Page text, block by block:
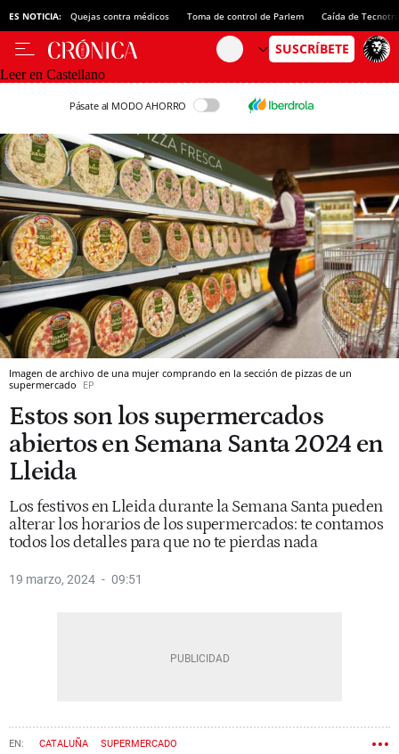
ES NOTICIA: Quejas contra médicos Toma de control de Parlem Caída de
Leer en Castellano
Pásate al MODO AHORRO
Imagen de archivo de una mujer comprando en la sección de pizzas de un
supermercado EP
Estos son los supermercados
abiertos en Semana Santa 2024 en
Lleida
Los festivos en Lleida durante la Semana Santa pueden
alterar los horarios de los supermercados: te contamos
todos los detalles para que no te pierdas nada
19 marzo, 2024 09:51
CATALUÑA SUPERMERCADO